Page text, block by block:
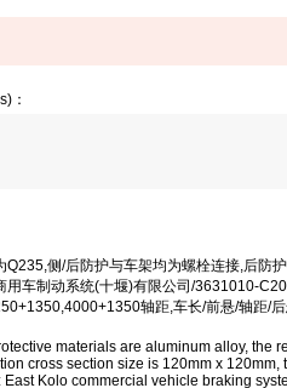
：
Q235,侧/后防护与车架均为螺栓连接,后防
用车制动系统(十堰)有限公司 /3631010-
轴距,车长/前悬/轴距/
materials are aluminum alloy, the
cross section size is 120mm x
Kolo commercial vehicle braking